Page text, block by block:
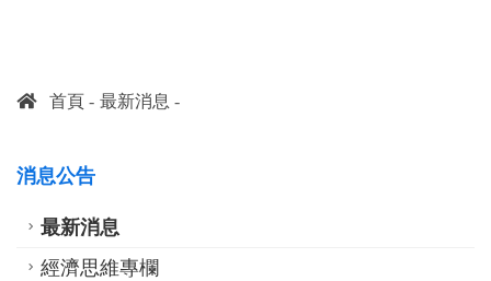
首頁 最新消息
消息公告
最新消息
經濟思維專欄